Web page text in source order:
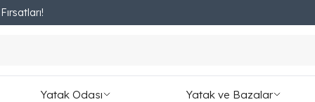
Yatak Odası Yatak ve Bazalar
)